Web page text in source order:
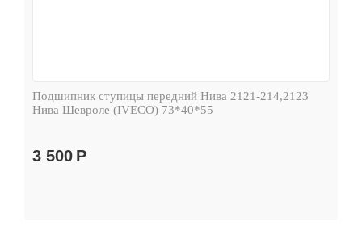
Подшипник ступицы передний Нива 2121-214,2123
Нива Шевроле (IVECO) 73*40*55
3 500 Р